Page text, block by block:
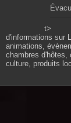
t>
d'informations sur
animations,
chambres
culture, produits